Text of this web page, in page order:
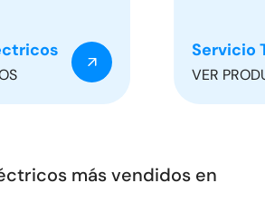
Servicio
VER
más vendidos en